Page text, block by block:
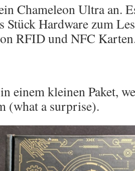
Chameleon Ultra an.
Stück Hardware zum
RFID und NFC
einem kleinen Paket,
(what a surprise).